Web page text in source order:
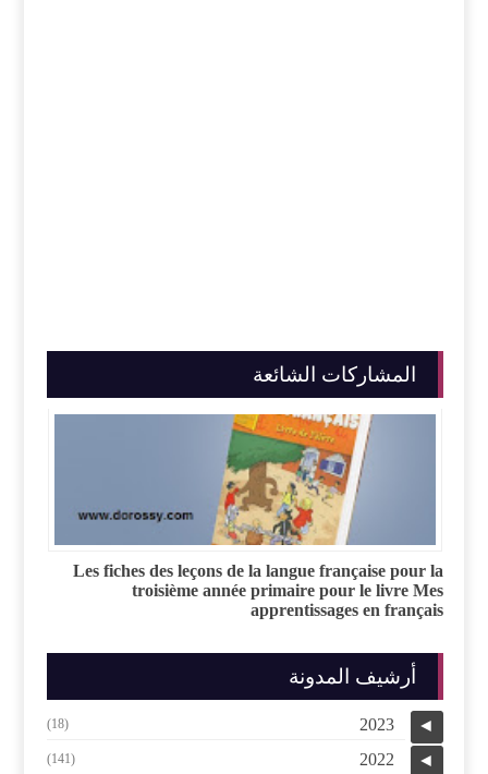
المشاركات الشائعة
Les fiches des leçons de la langue française pour la
troisième année primaire pour le livre Mes
apprentissages en français
أرشيف المدونة
◄
2023
(18)
◄
2022
(141)